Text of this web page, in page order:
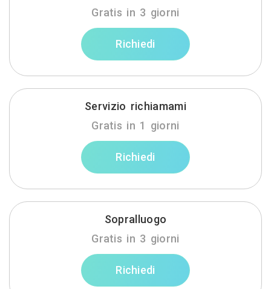
Gratis in 3 giorni
Richiedi
Servizio richiamami
Gratis in 1 giorni
Richiedi
Sopralluogo
Gratis in 3 giorni
Richiedi